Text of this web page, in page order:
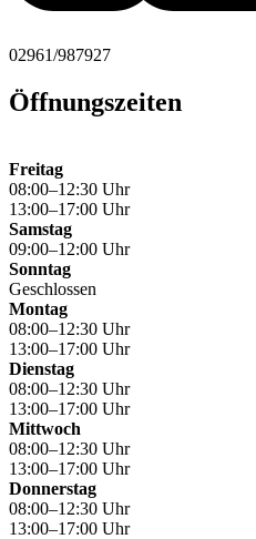
02961/987927
Öffnungszeiten
Freitag
08:00–12:30 Uhr
13:00–17:00 Uhr
Samstag
09:00–12:00 Uhr
Sonntag
Geschlossen
Montag
08:00–12:30 Uhr
13:00–17:00 Uhr
Dienstag
08:00–12:30 Uhr
13:00–17:00 Uhr
Mittwoch
08:00–12:30 Uhr
13:00–17:00 Uhr
Donnerstag
08:00–12:30 Uhr
13:00–17:00 Uhr